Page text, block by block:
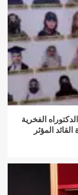
الفخرية
المؤثر